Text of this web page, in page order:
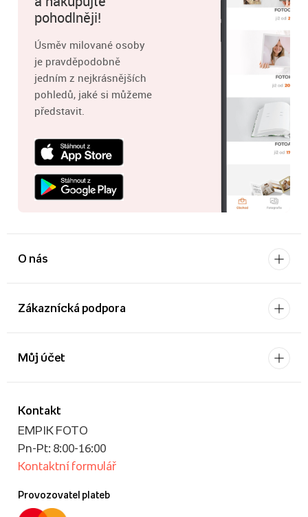
pohodlněji!
Úsměv milované osoby
je pravděpodobně
jedním z nejkrásnějších
pohledů, jaké si můžeme
představit.
O nás
Zákaznícká podpora
Kontakt
EMPIK FOTO
Pn-Pt: 8:00-16:00
Kontaktní formulář
Provozovatel plateb
Můj účet